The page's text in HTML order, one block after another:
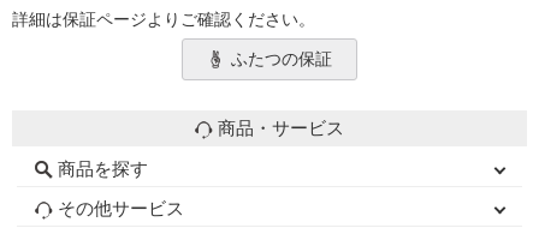
詳細は保証ページよりご確認ください。
ふたつの保証
商品・サービス
商品を探す
初心者用セット
キャノンインク
エプソンインク
ブラザーインク
詰め替えインク
互換インクボトル
互換インクカートリッジ
再生インクカートリッジ
トナーカートリッジ
その他サービス